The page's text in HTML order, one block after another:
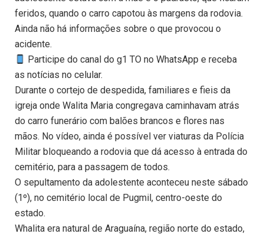
feridos, quando o carro capotou às margens da rodovia.
Ainda não há informações sobre o que provocou o
acidente.
Participe do canal do g1 TO no WhatsApp e receba
as notícias no celular.
Durante o cortejo de despedida, familiares e fieis da
igreja onde Walita Maria congregava caminhavam atrás
do carro funerário com balões brancos e flores nas
mãos. No vídeo, ainda é possível ver viaturas da Polícia
Militar bloqueando a rodovia que dá acesso à entrada do
cemitério, para a passagem de todos.
O sepultamento da adolestente aconteceu neste sábado
(1º), no cemitério local de Pugmil, centro-oeste do
estado.
Whalita era natural de Araguaína, região norte do estado,